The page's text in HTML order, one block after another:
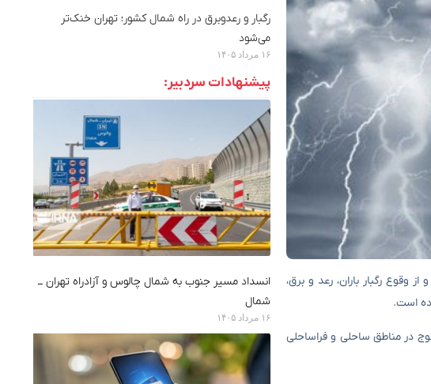
وقوع رگبار باران، رعد و برق،
است.
در مناطق ساحلی و فراساحلی
رگبار و رعدوبرق در راه شمال کشور؛ تهران خنک‌تر
می‌شود
۱۶ مرداد ۱۴۰۵
پیشنهادات سردبیر:
انسداد مسیر جنوب به شمال چالوس و آزادراه تهران ــ
شمال
۱۶ مرداد ۱۴۰۵